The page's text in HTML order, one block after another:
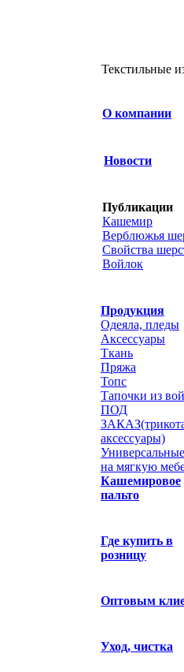
Текстильные
О компании
Новости
Публикации
Кашемир
Верблюжья
Свойства
Войлок
Продукция
Одеяла, пледы
Аксессуары
Ткань
Пряжа
Топс
Тапочки из
ПОД
аксессуары)
на мягкую
Кашемировое
пальто
Где купить в
розницу
Оптовым
Уход, чистка